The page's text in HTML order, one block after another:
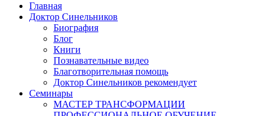
Главная
Доктор Синельников
Биография
Блог
Книги
Познавательные видео
Благотворительная помощь
Доктор Синельников рекомендует
Семинары
МАСТЕР ТРАНСФОРМАЦИИ